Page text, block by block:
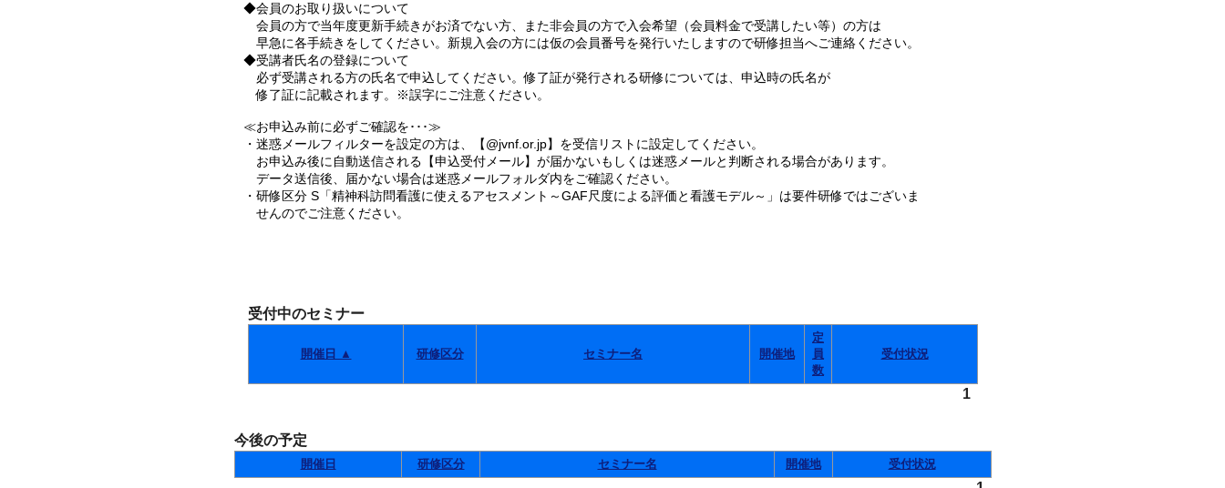
◆会員のお取り扱いについて
会員の方で当年度更新手続きがお済でない方、また非会員の方で入会希望（会員料金で受講したい等）の方は
早急に各手続きをしてください。新規入会の方には仮の会員番号を発行いたしますので研修担当へご連絡ください。
◆受講者氏名の登録について
必ず受講される方の氏名で申込してください。修了証が発行される研修については、申込時の氏名が
修了証に記載されます。※誤字にご注意ください。
≪お申込み前に必ずご確認を･･･≫
・迷惑メールフィルターを設定の方は、【@jvnf.or.jp】を受信リストに設定してください。
お申込み後に自動送信される【申込受付メール】が届かないもしくは迷惑メールと判断される場合があります。
データ送信後、届かない場合は迷惑メールフォルダ内をご確認ください。
・研修区分 S「精神科訪問看護に使えるアセスメント～GAF尺度による評価と看護モデル～」は要件研修ではございま
せんのでご注意ください。
受付中のセミナー
開催日 ▲ 研修区分 セミナー名 開催地
定
員
数
受付状況
1
今後の予定
開催日 研修区分 セミナー名 開催地 受付状況